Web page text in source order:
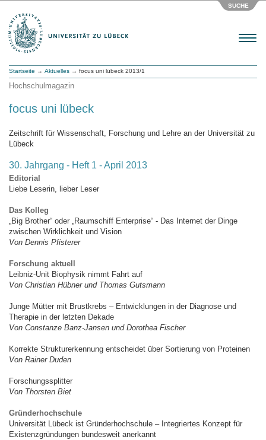
SUCHE
Menu
Startseite → Aktuelles → focus uni lübeck 2013/1
Hochschulmagazin
focus uni lübeck
Zeitschrift für Wissenschaft, Forschung und Lehre an der Universität zu
Lübeck
30. Jahrgang - Heft 1 - April 2013
Editorial
Liebe Leserin, lieber Leser
Das Kolleg
„Big Brother“ oder „Raumschiff Enterprise“ - Das Internet der Dinge
zwischen Wirklichkeit und Vision
Von Dennis Pfisterer
Forschung aktuell
Leibniz-Unit Biophysik nimmt Fahrt auf
Von Christian Hübner und Thomas Gutsmann
Junge Mütter mit Brustkrebs – Entwicklungen in der Diagnose und
Therapie in der letzten Dekade
Von Constanze Banz-Jansen und Dorothea Fischer
Korrekte Strukturerkennung entscheidet über Sortierung von Proteinen
Von Rainer Duden
Forschungssplitter
Von Thorsten Biet
Gründerhochschule
Universität Lübeck ist Gründerhochschule – Integriertes Konzept für
Existenzgründungen bundesweit anerkannt